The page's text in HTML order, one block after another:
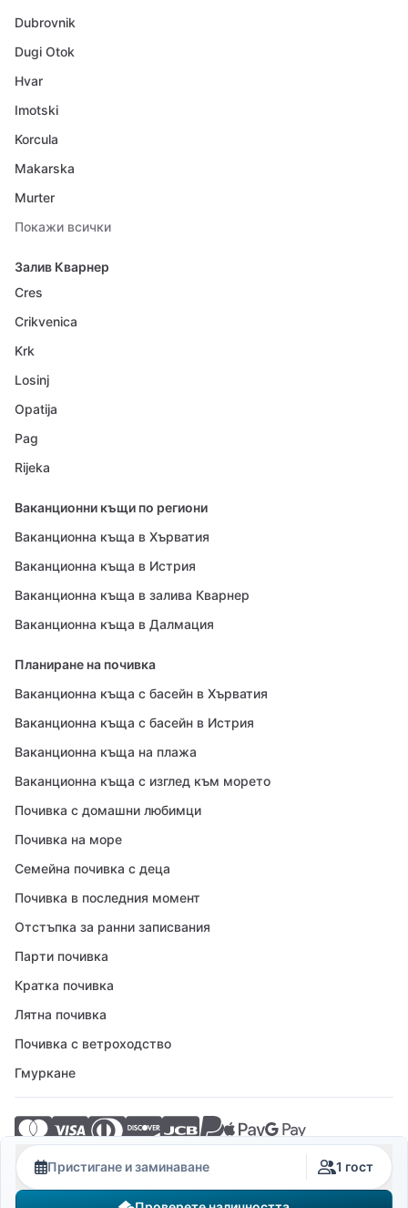
Пристигане и заминаване 1 гост
Dubrovnik
Dugi Otok
Hvar
Imotski
Korcula
Makarska
Murter
Покажи всички
Залив Кварнер
Cres
Crikvenica
Krk
Losinj
Opatija
Pag
Rijeka
Ваканционни къщи по региони
Ваканционна къща в Хърватия
Ваканционна къща в Истрия
Ваканционна къща в залива Кварнер
Ваканционна къща в Далмация
Планиране на почивка
Ваканционна къща с басейн в Хърватия
Ваканционна къща с басейн в Истрия
Ваканционна къща на плажа
Ваканционна къща с изглед към морето
Почивка с домашни любимци
Почивка на море
Семейна почивка с деца
Почивка в последния момент
Отстъпка за ранни записвания
Парти почивка
Кратка почивка
Лятна почивка
Почивка с ветроходство
Гмуркане
© 2026 Crovillas GmbH